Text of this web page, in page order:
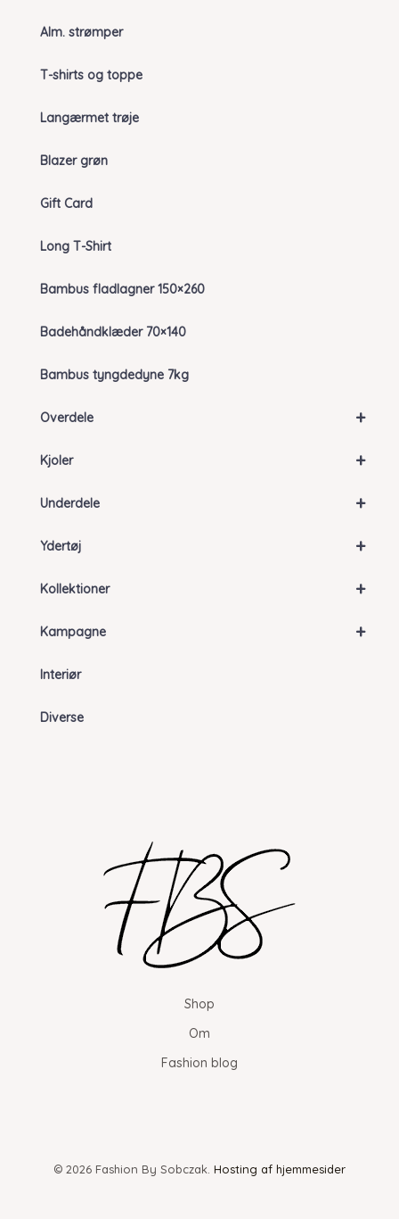
Alm. strømper
T-shirts og toppe
Langærmet trøje
Blazer grøn
Gift Card
Long T-Shirt
Bambus fladlagner 150×260
Badehåndklæder 70×140
Bambus tyngdedyne 7kg
+
Overdele
+
Kjoler
+
Underdele
+
Ydertøj
+
Kollektioner
+
Kampagne
Interiør
Diverse
Shop
Om
Fashion blog
© 2026 Fashion By Sobczak. Hosting af hjemmesider